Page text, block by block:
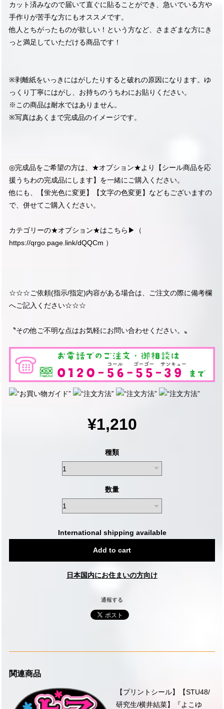
カット済みなので届いて直ぐに貼ることができ、急いでいる方や
手作りが苦手な方にもオススメです。
他人とちがったものが欲しい！という方など、さまざまな方にき
っと満足していただける商品です！
※剥離紙をいっきにはがしたりすると破れの原因になります。ゆ
っくり丁寧にはがし、お持ちのうちわにお貼りください。
※この商品は耐水ではありません。
※写真はあくまで完成品のイメージです。
◎完成品をご希望の方は、★オプション★より【シール商品を応
援うちわの完成品にします】を一緒にご購入ください。
他にも、【蛍光色に変更】【文字の色変更】などもございますの
で、併せてご購入ください。
カテゴリーの★オプション★はこちら▶︎（
https://qrgo.page.link/dQQCm ）
☆☆☆ご依頼(指示/指定)内容がある場合は、ご注文の際に備考欄
へご記入ください☆☆☆
〝その他ご不明な点はお気軽にお問い合わせください。〟
¥1,210
種類
数量
International shipping available
Add to cart
日本国内にお住まいの方向け
通報する
関連商品
【プリントシール】【STU48/
研究生/横井結菜】『よこゆ